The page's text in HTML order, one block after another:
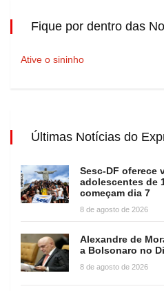
Fique por dentro das
Ative o sininho
Últimas Notícias do
Sesc-DF oferece
adolescentes de
começam dia 7
8 de agosto de 2026
Alexandre de
a Bolsonaro no
8 de agosto de 2026